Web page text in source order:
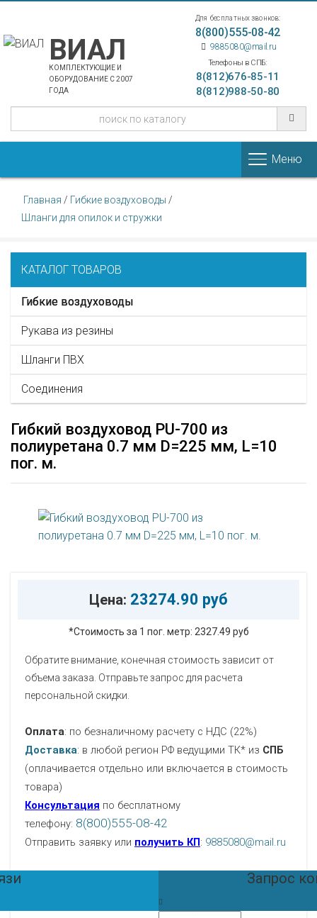
ВИАЛ
КОМПЛЕКТУЮЩИЕ И
ОБОРУДОВАНИЕ С 2007
ГОДА
Для бесплатных звонков:
8(800)555-08-42
9885080@mail.ru
Телефоны в СПБ:
8(812)676-85-11
8(812)988-50-80
Меню
Главная / Гибкие воздуховоды /
Шланги для опилок и стружки
КАТАЛОГ ТОВАРОВ
Гибкие воздуховоды
Рукава из резины
Шланги ПВХ
Соединения
Гибкий воздуховод PU-700 из
полиуретана 0.7 мм D=225 мм, L=10
пог. м.
Цена: 23274.90 руб
*Стоимость за 1 пог. метр: 2327.49 руб
Обратите внимание, конечная стоимость зависит от
объема заказа. Отправьте запрос для расчета
персональной скидки.
Оплата: по безналичному расчету с НДС (22%)
Доставка: в любой регион РФ ведущими ТК* из СПБ
(оплачивается отдельно или включается в стоимость
товара)
Консультация по бесплатному
телефону: 8(800)555-08-42
Отправить заявку или получить КП: 9885080@mail.ru
Запрос